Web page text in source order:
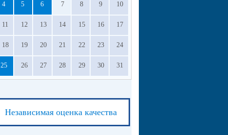
4 5 6 7 8 9 10
11 12 13 14 15 16 17
18 19 20 21 22 23 24
25 26 27 28 29 30 31
Независимая оценка качества